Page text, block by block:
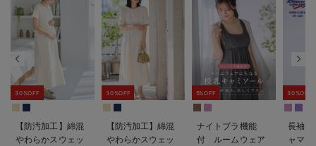
30%OFF
【防汚加工】綿混
やわらかスウェッ
30%OFF
【防汚加工】綿混
やわらかスウェッ
5%OFF
ナイトブラ機能
付 ルームウェア
30%OFF
長袖サ
ャマ